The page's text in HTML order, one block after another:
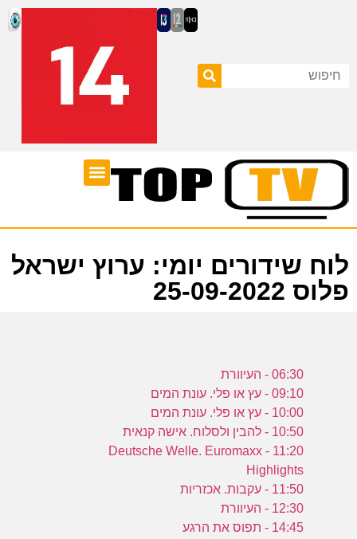
לוח שידורים יומי: ערוץ ישראל
פלוס 25-09-2022
06:30 - העיוורת
09:10 - עץ או פלי. עונת המים
10:00 - עץ או פלי. עונת המים
10:50 - להבין ולסלוח. אישה קנאית
11:20 - Deutsche Welle. Euromaxx
Highlights
11:50 - עקבות. אכזריות
12:30 - העיוורת
14:45 - תפוס את הרגע